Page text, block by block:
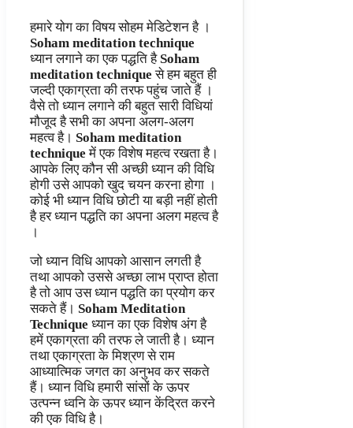
हमारे योग का विषय सोहम मेडिटेशन है ।
Soham meditation technique
ध्यान लगाने का एक पद्धति है Soham
meditation technique से हम बहुत ही
जल्दी एकाग्रता की तरफ पहुंच जाते हैं ।
वैसे तो ध्यान लगाने की बहुत सारी विधियां
मौजूद है सभी का अपना अलग-अलग
महत्व है। Soham meditation
techniqueमें एक विशेष महत्व रखता है।
आपके लिए कौन सी अच्छी ध्यान की विधि
होगी उसे आपको खुद चयन करना होगा ।
कोई भी ध्यान विधि छोटी या बड़ी नहीं होती
है हर ध्यान पद्धति का अपना अलग महत्व है
।
जो ध्यान विधि आपको आसान लगती है
तथा आपको उससे अच्छा लाभ प्राप्त होता
है तो आप उस ध्यान पद्धति का प्रयोग कर
सकते हैं। Soham Meditation
Technique ध्यान का एक विशेष अंग है
हमें एकाग्रता की तरफ ले जाती है। ध्यान
तथा एकाग्रता के मिश्रण से राम
आध्यात्मिक जगत का अनुभव कर सकते
हैं। ध्यान विधि हमारी सांसों के ऊपर
उत्पन्न ध्वनि के ऊपर ध्यान केंद्रित करने
की एक विधि है।